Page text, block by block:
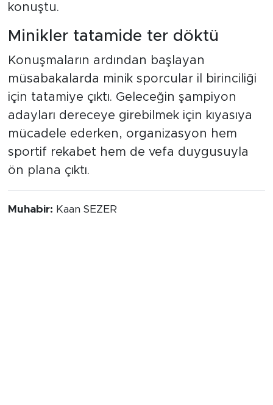
konuştu.
Minikler tatamide ter döktü
Konuşmaların ardından başlayan
müsabakalarda minik sporcular il birinciliği
için tatamiye çıktı. Geleceğin şampiyon
adayları dereceye girebilmek için kıyasıya
mücadele ederken, organizasyon hem
sportif rekabet hem de vefa duygusuyla
ön plana çıktı.
Muhabir: Kaan SEZER